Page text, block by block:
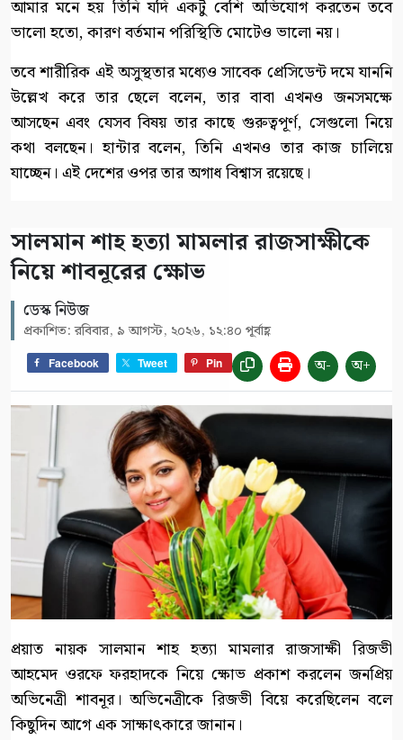
আমার মনে হয় তিনি যদি একটু বেশি অভিযোগ করতেন তবে
ভালো হতো, কারণ বর্তমান পরিস্থিতি মোটেও ভালো নয়।
তবে শারীরিক এই অসুস্থতার মধ্যেও সাবেক প্রেসিডেন্ট দমে যাননি
উল্লেখ করে তার ছেলে বলেন, তার বাবা এখনও জনসমক্ষে
আসছেন এবং যেসব বিষয় তার কাছে গুরুত্বপূর্ণ, সেগুলো নিয়ে
কথা বলছেন। হান্টার বলেন, তিনি এখনও তার কাজ চালিয়ে
যাচ্ছেন। এই দেশের ওপর তার অগাধ বিশ্বাস রয়েছে।
সালমান শাহ হত্যা মামলার রাজসাক্ষীকে
নিয়ে শাবনূরের ক্ষোভ
ডেস্ক নিউজ
প্রকাশিত: রবিবার, ৯ আগস্ট, ২০২৬, ১২:৪০ পূর্বাহ্ণ
Facebook Tweet Pin অ- অ+
প্রয়াত নায়ক সালমান শাহ হত্যা মামলার রাজসাক্ষী রিজভী
আহমেদ ওরফে ফরহাদকে নিয়ে ক্ষোভ প্রকাশ করলেন জনপ্রিয়
অভিনেত্রী শাবনূর। অভিনেত্রীকে রিজভী বিয়ে করেছিলেন বলে
কিছুদিন আগে এক সাক্ষাৎকারে জানান।